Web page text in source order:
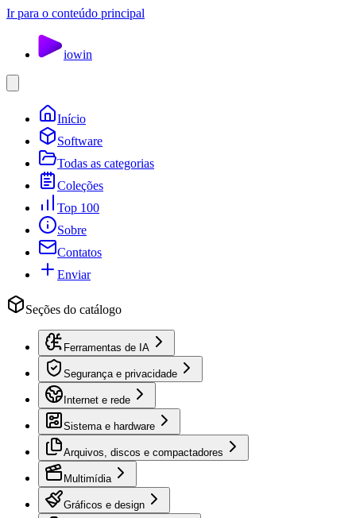
Ir para o conteúdo principal
iowin
Início
Software
Todas as categorias
Coleções
Top 100
Sobre
Contatos
Enviar
Seções do catálogo
Ferramentas de IA
Segurança e privacidade
Internet e rede
Sistema e hardware
Arquivos, discos e compactadores
Multimídia
Gráficos e design